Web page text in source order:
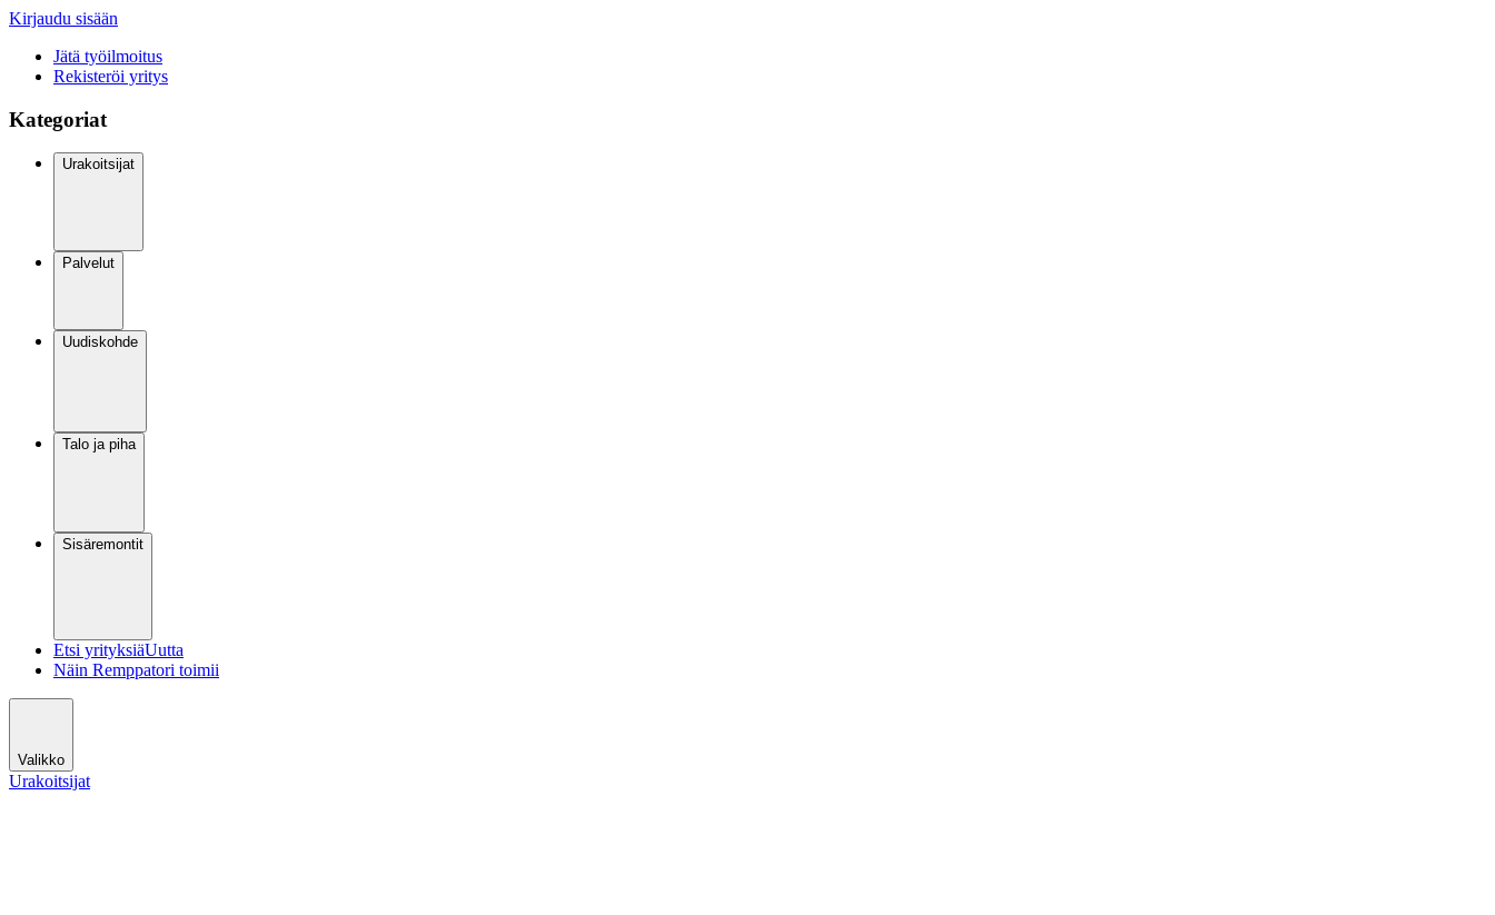
Kirjaudu sisään
Jätä työilmoitus
Rekisteröi yritys
Kategoriat
Urakoitsijat
Palvelut
Uudiskohde
Talo ja piha
Sisäremontit
Etsi yrityksiäUutta
Näin Remppatori toimii
Valikko
Urakoitsijat